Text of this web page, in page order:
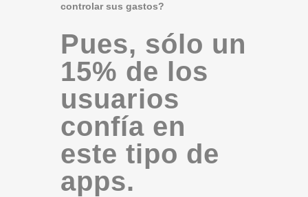
controlar sus gastos?
Pues, sólo un
15% de los
usuarios
confía en
este tipo de
apps.